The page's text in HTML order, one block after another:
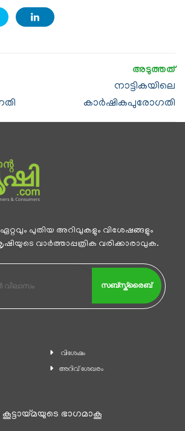
നാട്ടികയിലെ
കാര്‍ഷികപുരോഗതി
പുതിയ അറിവുകളും വിശേഷങ്ങളും
വാര്‍ത്താപ്പത്രിക വരിക്കാരാവുക.
സബ്സ്ക്രൈബ്
വിശേഷം
അറിവ് ശേഖരം
കൂട്ടായ്മയുടെ ഭാഗമാകൂ